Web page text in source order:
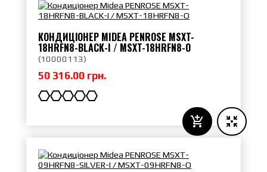
КОНДИЦІОНЕР MIDEA PENROSE MSXT-
18HRFN8-BLACK-I / MSXT-18HRFN8-O
(10000113)
50 316.00 грн.